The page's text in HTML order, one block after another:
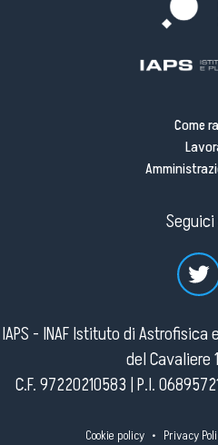
Come
IAPS - INAF Istituto di
del Cavaliere
C.F. 97220210583 | P.I.
Cookie policy • Privacy